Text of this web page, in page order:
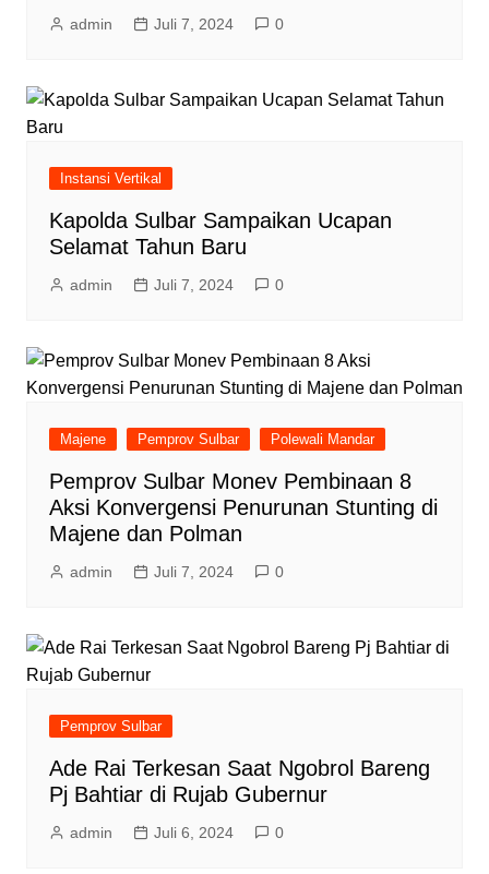
admin Juli 7, 2024 0
Instansi Vertikal
Kapolda Sulbar Sampaikan Ucapan
Selamat Tahun Baru
admin Juli 7, 2024 0
Majene Pemprov Sulbar Polewali Mandar
Pemprov Sulbar Monev Pembinaan 8
Aksi Konvergensi Penurunan Stunting di
Majene dan Polman
admin Juli 7, 2024 0
Pemprov Sulbar
Ade Rai Terkesan Saat Ngobrol Bareng
Pj Bahtiar di Rujab Gubernur
admin Juli 6, 2024 0